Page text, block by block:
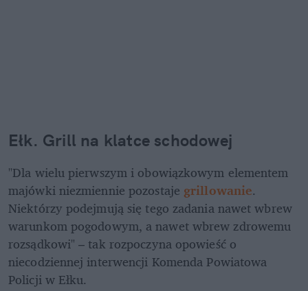
Ełk. Grill na klatce schodowej
"Dla wielu pierwszym i obowiązkowym elementem
majówki niezmiennie pozostaje grillowanie.
Niektórzy podejmują się tego zadania nawet wbrew
warunkom pogodowym, a nawet wbrew zdrowemu
rozsądkowi" – tak rozpoczyna opowieść o
niecodziennej interwencji Komenda Powiatowa
Policji w Ełku.